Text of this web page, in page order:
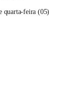
quarta-feira (05)